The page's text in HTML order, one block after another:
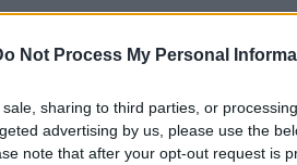
Not Process My Personal
sharing to third parties, or
advertising by us, please use the
note that after your opt-out request is